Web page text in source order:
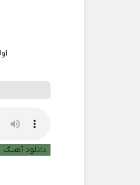
دانلود آهنگ